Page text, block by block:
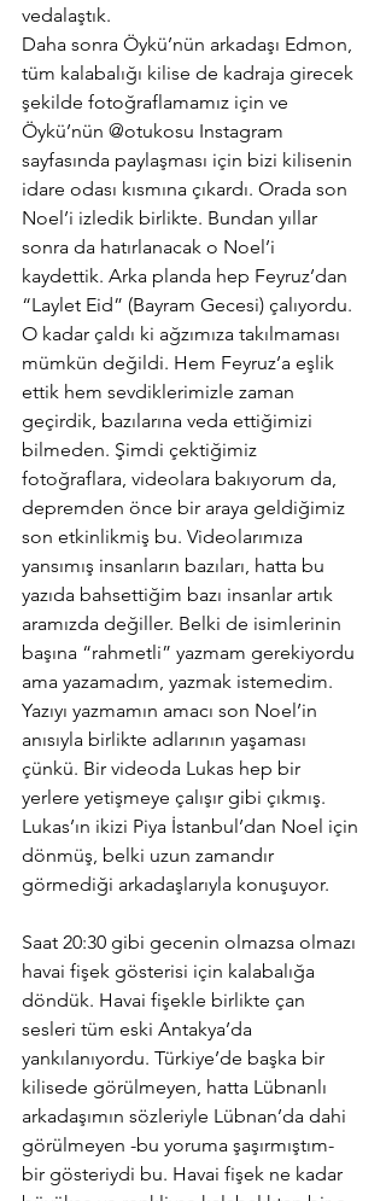
vedalaştık.
Daha sonra Öykü’nün arkadaşı Edmon,
tüm kalabalığı kilise de kadraja girecek
şekilde fotoğraflamamız için ve
Öykü’nün @otukosu Instagram
sayfasında paylaşması için bizi kilisenin
idare odası kısmına çıkardı. Orada son
Noel’i izledik birlikte. Bundan yıllar
sonra da hatırlanacak o Noel’i
kaydettik. Arka planda hep Feyruz’dan
“Laylet Eid” (Bayram Gecesi) çalıyordu.
O kadar çaldı ki ağzımıza takılmaması
mümkün değildi. Hem Feyruz’a eşlik
ettik hem sevdiklerimizle zaman
geçirdik, bazılarına veda ettiğimizi
bilmeden. Şimdi çektiğimiz
fotoğraflara, videolara bakıyorum da,
depremden önce bir araya geldiğimiz
son etkinlikmiş bu. Videolarımıza
yansımış insanların bazıları, hatta bu
yazıda bahsettiğim bazı insanlar artık
aramızda değiller. Belki de isimlerinin
başına “rahmetli” yazmam gerekiyordu
ama yazamadım, yazmak istemedim.
Yazıyı yazmamın amacı son Noel’in
anısıyla birlikte adlarının yaşaması
çünkü. Bir videoda Lukas hep bir
yerlere yetişmeye çalışır gibi çıkmış.
Lukas’ın ikizi Piya İstanbul’dan Noel için
dönmüş, belki uzun zamandır
görmediği arkadaşlarıyla konuşuyor.
Saat 20:30 gibi gecenin olmazsa olmazı
havai fişek gösterisi için kalabalığa
döndük. Havai fişekle birlikte çan
sesleri tüm eski Antakya’da
yankılanıyordu. Türkiye’de başka bir
kilisede görülmeyen, hatta Lübnanlı
arkadaşımın sözleriyle Lübnan’da dahi
görülmeyen -bu yoruma şaşırmıştım-
bir gösteriydi bu. Havai fişek ne kadar